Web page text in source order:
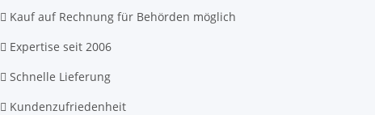
Kauf auf Rechnung für Behörden möglich
Expertise seit 2006
Schnelle Lieferung
Kundenzufriedenheit